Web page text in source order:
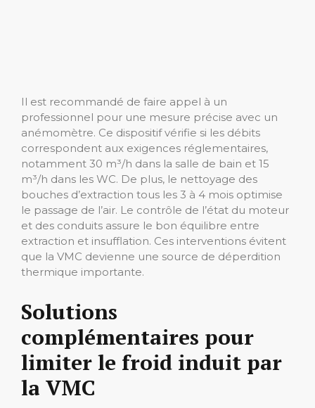
Il est recommandé de faire appel à un
professionnel pour une mesure précise avec un
anémomètre. Ce dispositif vérifie si les débits
correspondent aux exigences réglementaires,
notamment 30 m³/h dans la salle de bain et 15
m³/h dans les WC. De plus, le nettoyage des
bouches d’extraction tous les 3 à 4 mois optimise
le passage de l’air. Le contrôle de l’état du moteur
et des conduits assure le bon équilibre entre
extraction et insufflation. Ces interventions évitent
que la VMC devienne une source de déperdition
thermique importante.
Solutions
complémentaires pour
limiter le froid induit par
la VMC